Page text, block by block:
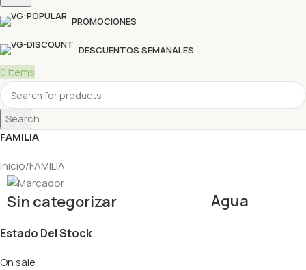
PROMOCIONES
DESCUENTOS SEMANALES
0 items
Search
FAMILIA
Inicio FAMILIA
Sin categorizar Agua
Estado Del Stock
On sale